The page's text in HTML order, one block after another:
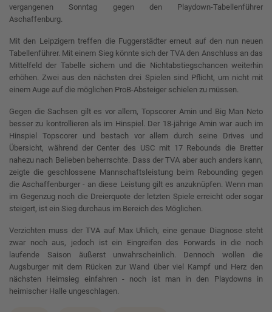
vergangenen Sonntag gegen den Playdown-Tabellenführer
Aschaffenburg.
Mit den Leipzigern treffen die Fuggerstädter erneut auf den nun neuen
Tabellenführer. Mit einem Sieg könnte sich der TVA den Anschluss an das
Mittelfeld der Tabelle sichern und die Nichtabstiegschancen weiterhin
erhöhen. Zwei aus den nächsten drei Spielen sind Pflicht, um nicht mit
einem Auge auf die möglichen ProB-Absteiger schielen zu müssen.
Gegen die Sachsen gilt es vor allem, Topscorer Amin und Big Man Neto
besser zu kontrollieren als im Hinspiel. Der 18-jährige Amin war auch im
Hinspiel Topscorer und bestach vor allem durch seine Drives und
Übersicht, während der Center des USC mit 17 Rebounds die Bretter
nahezu nach Belieben beherrschte. Dass der TVA aber auch anders kann,
zeigte die geschlossene Mannschaftsleistung beim Rebounding gegen
die Aschaffenburger - an diese Leistung gilt es anzuknüpfen. Wenn man
im Gegenzug noch die Dreierquote der letzten Spiele erreicht oder sogar
steigert, ist ein Sieg durchaus im Bereich des Möglichen.
Verzichten muss der TVA auf Max Uhlich, eine genaue Diagnose steht
zwar noch aus, jedoch ist ein Eingreifen des Forwards in die noch
laufende Saison äußerst unwahrscheinlich. Dennoch wollen die
Augsburger mit dem Rücken zur Wand über viel Kampf und Herz den
nächsten Heimsieg einfahren - noch ist man in den Playdowns in
heimischer Halle ungeschlagen.